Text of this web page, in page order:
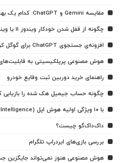
مقایسه Gemini و ChatGPT: کدام یک بهتر است؟
چگونه از قفل شدن خودکار ویندوز 11 یا ویندوز 10 جلوگیری کنیم؟
افزونه‌ی جستجوی ChatGPT برای گوگل کروم معرفی شد
هوش مصنوعی پرپلکیسیتی به
راهنمای خرید دوربین ثبت وقایع خودرو
چگونه حساب جیمیل هک شده را بازیابی
با ۱۰ ویژگی اولیه هوش اپل (Apple Intelligence) آشنا شوید
داک‌داک‌گو چیست؟
بررسی بازی‌های ایردراپ تلگرام
هوش مصنوعی هنوز نمی‌تواند جایگزین